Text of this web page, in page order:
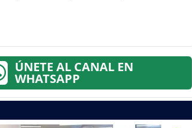
ÚNETE AL CANAL EN
WHATSAPP